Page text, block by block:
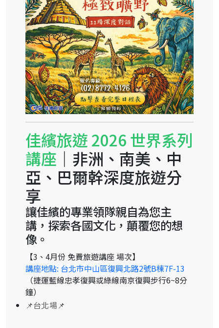
佳繽旅遊 2026 世界系列
講座 ｜非洲、南美、中
亞、巴爾幹深度旅遊分
享
讓佳繽的專業領隊親自為您主
講，探索各國文化，顛覆您的想
像。
【3、4月份 免費旅遊講座 場次】
講座地點: 台北市中山區復興北路2號B棟7F-13
（捷運藍線忠孝復興或綠線南京復興步行6~8分
鐘）
📌台北場📌